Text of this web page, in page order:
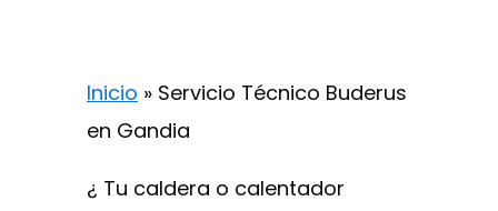
Inicio » Servicio Técnico Buderus
en Gandia
¿ Tu caldera o calentador